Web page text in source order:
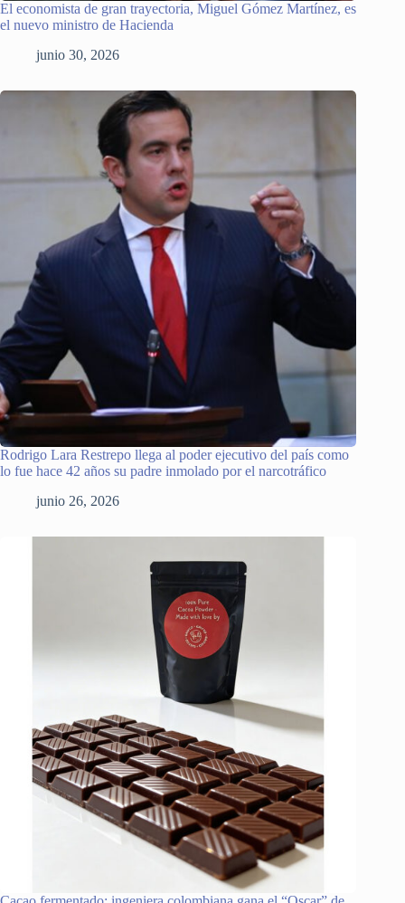
El economista de gran trayectoria, Miguel Gómez Martínez, es
el nuevo ministro de Hacienda
junio 30, 2026
Rodrigo Lara Restrepo llega al poder ejecutivo del país como
lo fue hace 42 años su padre inmolado por el narcotráfico
junio 26, 2026